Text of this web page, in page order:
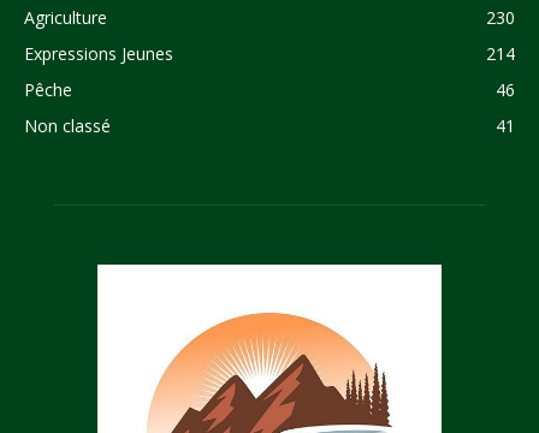
Agriculture
230
Expressions Jeunes
214
Pêche
46
Non classé
41